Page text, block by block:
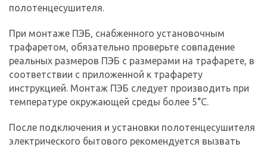
полотенцесушителя.
При монтаже ПЭБ, снабженного установочным
трафаретом, обязательно проверьте совпадение
реальных размеров ПЭБ с размерами на трафарете, в
соответствии с приложенной к трафарету
инструкцией. Монтаж ПЭБ следует производить при
температуре окружающей среды более 5°С.
После подключения и установки полотенцесушителя
электрического бытового рекомендуется вызвать